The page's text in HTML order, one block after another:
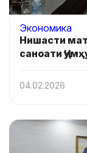
Экономика
Нишасти
саноати
04.02.2026